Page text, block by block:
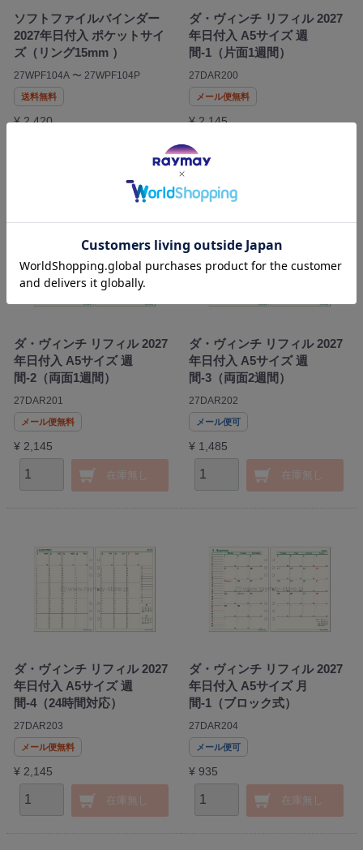
ソフトファイルバインダー
2027年日付入 ポケットサイ
ズ（リング15mm ）
27WPF104A 〜 27WPF104P
送料無料
¥ 2,420
ダ・ヴィンチ リフィル 2027
年日付入 A5サイズ 週
間-1（片面1週間）
27DAR200
メール便無料
¥ 2,145
ダ・ヴィンチ リフィル 2027
年日付入 A5サイズ 週
間-2（両面1週間）
27DAR201
メール便無料
¥ 2,145
在庫無し
ダ・ヴィンチ リフィル 2027
年日付入 A5サイズ 週
間-3（両面2週間）
27DAR202
メール便可
¥ 1,485
在庫無し
ダ・ヴィンチ リフィル 2027
年日付入 A5サイズ 週
間-4（24時間対応）
27DAR203
メール便無料
¥ 2,145
在庫無し
ダ・ヴィンチ リフィル 2027
年日付入 A5サイズ 月
間-1（ブロック式）
27DAR204
メール便可
¥ 935
在庫無し